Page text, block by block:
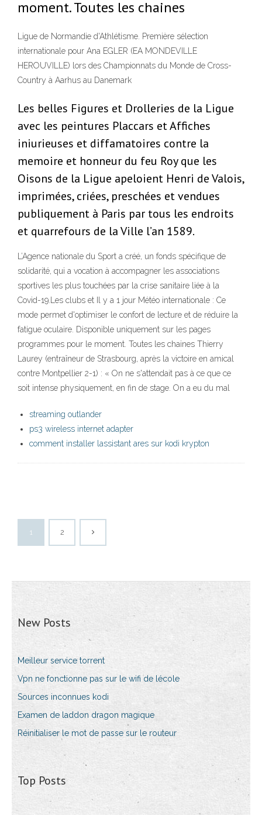
moment. Toutes les chaines
Ligue de Normandie d'Athlétisme. Première sélection
internationale pour Ana EGLER (EA MONDEVILLE
HEROUVILLE) lors des Championnats du Monde de Cross-
Country à Aarhus au Danemark
Les belles Figures et Drolleries de la Ligue
avec les peintures Placcars et Affiches
iniurieuses et diffamatoires contre la
memoire et honneur du feu Roy que les
Oisons de la Ligue apeloient Henri de Valois,
imprimées, criées, preschées et vendues
publiquement à Paris par tous les endroits
et quarrefours de la Ville l’an 1589.
L’Agence nationale du Sport a créé, un fonds spécifique de
solidarité, qui a vocation à accompagner les associations
sportives les plus touchées par la crise sanitaire liée à la
Covid-19.Les clubs et Il y a 1 jour Météo internationale : Ce
mode permet d'optimiser le confort de lecture et de réduire la
fatigue oculaire. Disponible uniquement sur les pages
programmes pour le moment. Toutes les chaines Thierry
Laurey (entraîneur de Strasbourg, après la victoire en amical
contre Montpellier 2-1) : « On ne s'attendait pas à ce que ce
soit intense physiquement, en fin de stage. On a eu du mal
streaming outlander
ps3 wireless internet adapter
comment installer lassistant ares sur kodi krypton
1 2
New Posts
Meilleur service torrent
Vpn ne fonctionne pas sur le wifi de lécole
Sources inconnues kodi
Examen de laddon dragon magique
Réinitialiser le mot de passe sur le routeur
Top Posts